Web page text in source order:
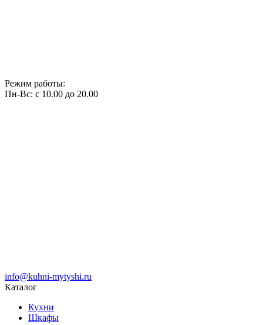
Режим работы:
Пн-Вс: с 10.00 до 20.00
info@kuhni-mytyshi.ru
Каталог
Кухни
Шкафы